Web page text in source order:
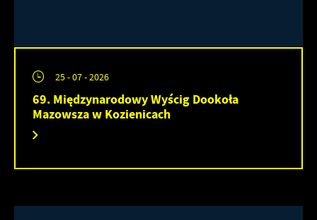
25 - 07 - 2026
69. Międzynarodowy Wyścig Dookoła
Mazowsza w Kozienicach